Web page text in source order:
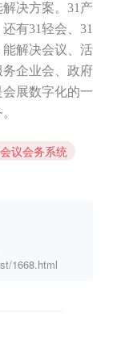
决方案。31产
有31轻会、31
解决会议、活
企业会、政府
展数字化的一
会议会务系统
1668.html